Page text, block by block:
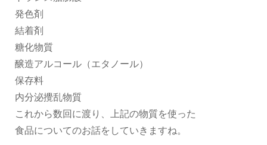
発色剤
結着剤
糖化物質
醸造アルコール（エタノール）
保存料
内分泌攪乱物質
これから数回に渡り、上記の物質を使った
食品についてのお話をしていきますね。